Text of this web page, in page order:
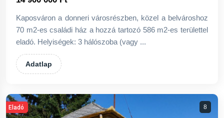
Kaposváron a donneri városrészben, közel a belvároshoz
70 m2-es családi ház a hozzá tartozó 586 m2-es területtel
eladó. Helyiségek: 3 hálószoba (vagy ...
Adatlap
Eladó 8